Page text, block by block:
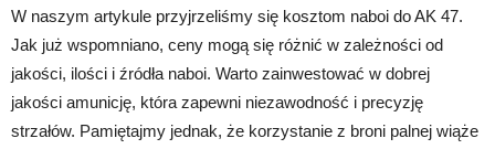
W naszym artykule przyjrzeliśmy się kosztom naboi do AK 47.
Jak już wspomniano, ceny mogą się różnić w zależności od
jakości, ilości i źródła naboi. Warto zainwestować w dobrej
jakości amunicję, która zapewni niezawodność i precyzję
strzałów. Pamiętajmy jednak, że korzystanie z broni palnej wiąże